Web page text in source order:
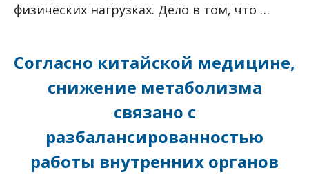
физических нагрузках. Дело в том, что …
Согласно китайской медицине,
снижение метаболизма
связано с
разбалансированностью
работы внутренних органов